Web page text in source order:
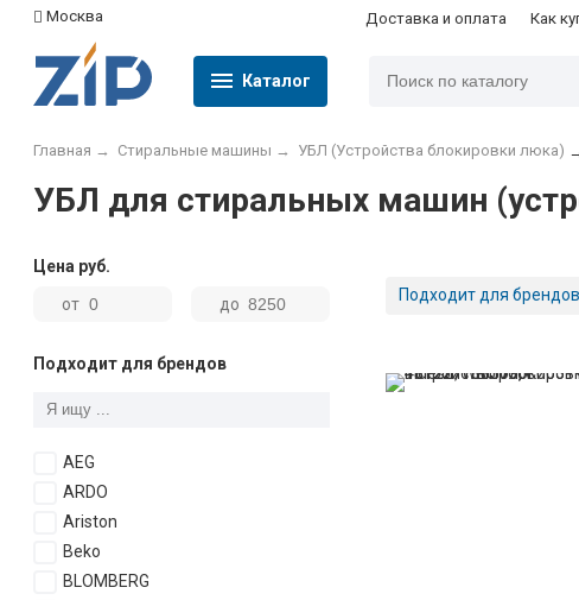
Москва Доставка и оплата Как
Каталог
Главная → Стиральные машины → УБЛ (Устройства блокировки люка)
УБЛ для стиральных машин
Цена руб.
от до
Подходит для брендов
AEG
ARDO
Ariston
Beko
BLOMBERG
Подходит для